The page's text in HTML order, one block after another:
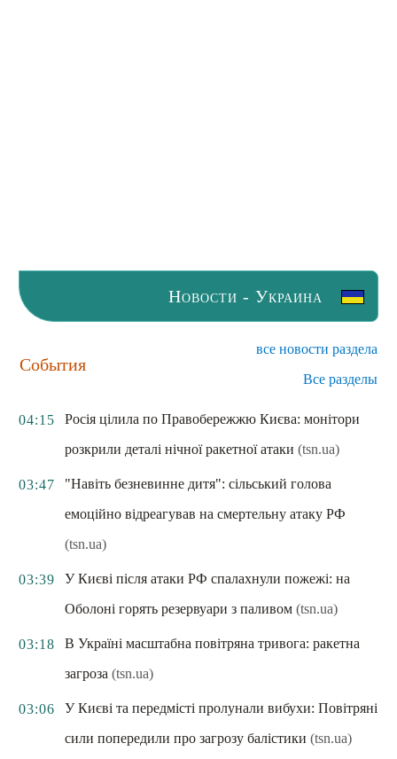
Новости - Украина
События
все новости раздела
Все разделы
04:15
Росія цілила по Правобережжю Києва: монітори
розкрили деталі нічної ракетної атаки (tsn.ua)
03:47
"Навіть безневинне дитя": сільський голова
емоційно відреагував на смертельну атаку РФ
(tsn.ua)
03:39
У Києві після атаки РФ спалахнули пожежі: на
Оболоні горять резервуари з паливом (tsn.ua)
03:18
В Україні масштабна повітряна тривога: ракетна
загроза (tsn.ua)
03:06
У Києві та передмісті пролунали вибухи: Повітряні
сили попередили про загрозу балістики (tsn.ua)